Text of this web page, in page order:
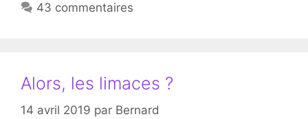
43 commentaires
Alors, les limaces ?
14 avril 2019 par Bernard